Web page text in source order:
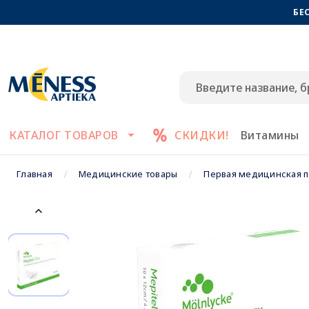
КАТАЛОГ ТОВАРОВ СКИДКИ! Витамины
Главная Медицинские товары Первая медицинская
keyboard_arrow_up